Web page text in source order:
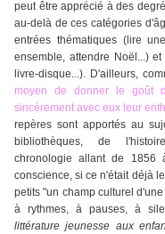
peut être apprécié à des
au-delà de ces catégories
entrées thématiques (lire
ensemble, attendre Noël...)
livre-disque...). D'ailleurs,
moyen de donner le goût
sincèrement avec eux leur
repères sont apportés au
bibliothèques, de
chronologie allant de 1856
conscience, si ce n'était déjà
petits "un champ culturel
à rythmes, à pauses, à
littérature jeunesse aux